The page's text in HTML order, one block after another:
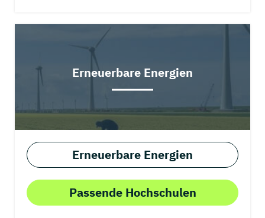
Erneuerbare Energien
Erneuerbare Energien
Passende Hochschulen